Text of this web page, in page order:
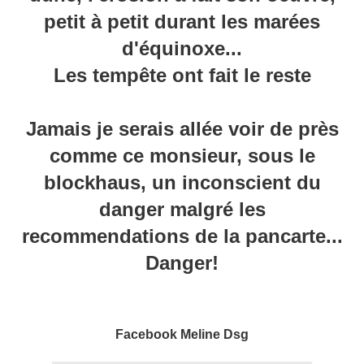
petit à petit durant les marées
d'équinoxe...
Les tempête ont fait le reste
Jamais je serais allée voir de près
comme ce monsieur, sous le
blockhaus, un inconscient du
danger malgré les
recommendations de la pancarte...
Danger!
Facebook Meline Dsg